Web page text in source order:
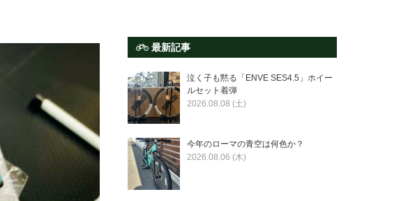
最新記事
泣く子も黙る「ENVE SES4.5」ホイー
ルセット着弾
2026.08.08 (土)
今年のローマの青空は何色か？
2026.08.06 (木)